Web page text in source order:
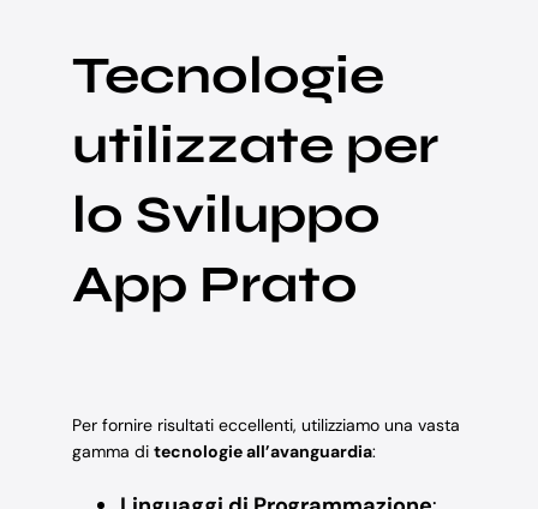
Tecnologie
utilizzate per
lo Sviluppo
App Prato
Per fornire risultati eccellenti, utilizziamo una vasta
gamma di tecnologie all’avanguardia: